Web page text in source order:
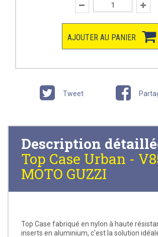
AJOUTER AU PANIER
Tweet
Description
Top Case Urban -
MOTO GUZZI
Top Case fabriqué en nylon à haute
inserts en aluminium, c'est la solution